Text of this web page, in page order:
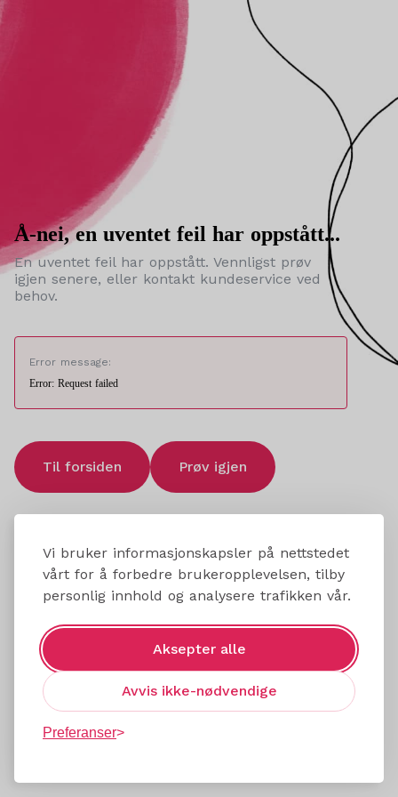
Vi bruker informasjonskapsler på nettstedet
vårt for å forbedre brukeropplevelsen, tilby
personlig innhold og analysere trafikken vår.
Aksepter alle
Avvis ikke-nødvendige
Preferanser
Å-nei, en uventet feil har oppstått...
En uventet feil har oppstått. Vennligst prøv
igjen senere, eller kontakt kundeservice ved
behov.
Error message:
Error: Request failed
Til forsiden Prøv igjen